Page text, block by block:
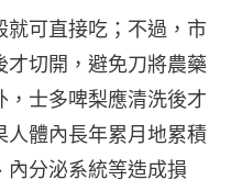
就可直接吃；不過，市
才切開，避免刀將農藥
，士多啤梨應清洗後才
人體內長年累月地累積
內分泌系統等造成損